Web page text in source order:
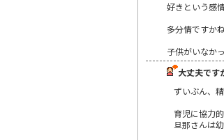
好きという感
多分情ですか
子供がいなか
大丈夫です
ずいぶん、
育児に協力
旦那さんは